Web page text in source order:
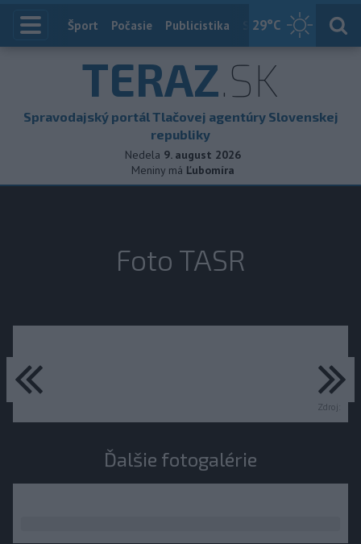
29°C
Index
Šport Počasie Publicistika Slovensko
TERAZ.SK
Spravodajský portál Tlačovej agentúry Slovenskej
republiky
Nedela 9. august 2026
Meniny má Ľubomíra
Foto TASR
Zdroj:
predchádzajúce
Ďalšie fotogalérie